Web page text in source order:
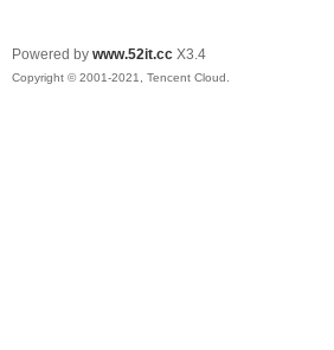
Powered by www.52it.cc X3.4
Copyright © 2001-2021, Tencent Cloud.